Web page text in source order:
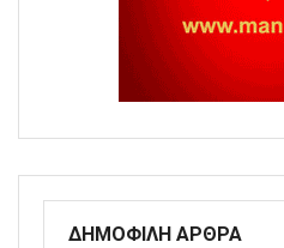
ΔΗΜΟΦΙΛΗ ΑΡΘΡΑ